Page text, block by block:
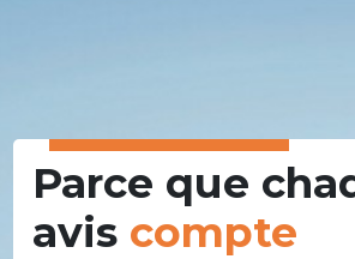
Parce que
avis compte